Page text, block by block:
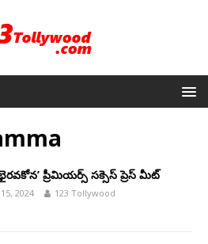
ప్రీమియర్స్ సక్సెస్ ప్రెస్ మీట్
2024 123 Tollywood